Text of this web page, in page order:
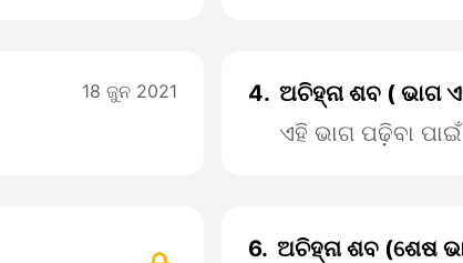
18 ଜୁନ 2021 4. ଅଚିହ୍ନା ଶବ ( ଭାଗ
ଏହି ଭାଗ ପଢ଼ିବା
6. ଅଚିହ୍ନା ଶବ (ଶେଷ